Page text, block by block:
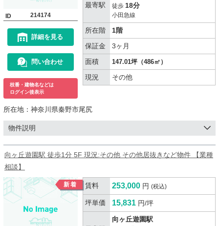
ID 214174
詳細を見る
問い合わせ
枝番・建物名などは
ログイン後表示
最寄駅 徒歩 18分
小田急線
所在階
1階
保証金
3ヶ月
面積
147.01坪（486㎡）
現況 その他
所在地： 神奈川県秦野市尾尻
物件説明
向ヶ丘遊園駅 徒歩1分 5F 現況:その他 その他居抜きなど物件 【業種
相談】
賃料 253,000 円 (税込)
坪単価 15,831 円/坪
向ヶ丘遊園駅